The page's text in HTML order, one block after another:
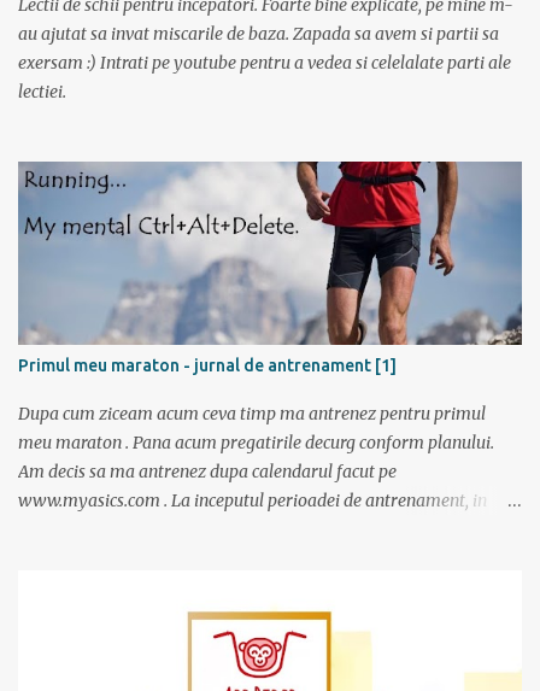
Bucuresti spre Tulcea cu acceleratul de la 5:40, pe care l-am prins la
mustata intrucat primul metrou vine la ora 5. Trenul a fost foarte
aglomerat, multa lume mergand la Sfantu Gheorghe unde luni
incepea festivalul de film Anonimul. Pe geam am vazut
una cu 3 persoane; spre norocul nostru toti se inghesuiau sa ia
bilete spre Sf. Gheorg...
Lectii de schii pentru incepatori. Foarte bine explicate, pe mine m-
au ajutat sa invat miscarile de baza. Zapada sa avem si partii sa
exersam :) Intrati pe youtube pentru a vedea si celelalate parti ale
lectiei.
Primul meu maraton - jurnal de antrenament [1]
Dupa cum ziceam acum ceva timp ma antrenez pentru primul
meu maraton . Pana acum pregatirile decurg conform planului.
Am decis sa ma antrenez dupa calendarul facut pe
www.myasics.com . La inceputul perioadei de antrenament, in
saptamana imi propun sa alerg (de doua ori), care sunt zilele
preferate de antrenament. Apoi site-ul mi-a generat un calendar
pentru urmatoarele luni imi care mi se spune cati km am de